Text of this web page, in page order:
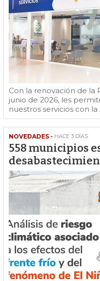
Con la renovación de la
junio de 2026, les
nuestros servicios con
NOVEDADES - HACE 3 DÍAS
558 municipios